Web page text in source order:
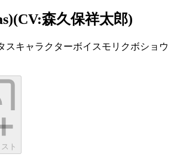
森久保祥太郎)
スキャラクターボイスモリクボショウ
ト